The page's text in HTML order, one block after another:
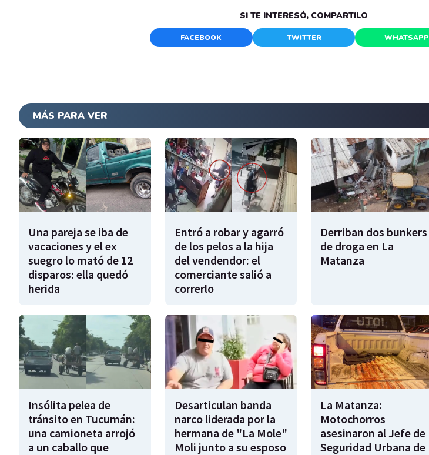
SI TE INTERESÓ, COMPARTILO
FACEBOOK TWITTER WHATSAPP
MÁS PARA VER
Una pareja se iba de
vacaciones y el ex
suegro lo mató de 12
disparos: ella quedó
herida
Entró a robar y agarró
de los pelos a la hija
del vendendor: el
comerciante salió a
correrlo
Derriban dos bunkers
de droga en La
Matanza
Insólita pelea de
tránsito en Tucumán:
una camioneta arrojó
a un caballo que
Desarticulan banda
narco liderada por la
hermana de "La Mole"
Moli junto a su esposo
La Matanza:
Motochorros
asesinaron al Jefe de
Seguridad Urbana de